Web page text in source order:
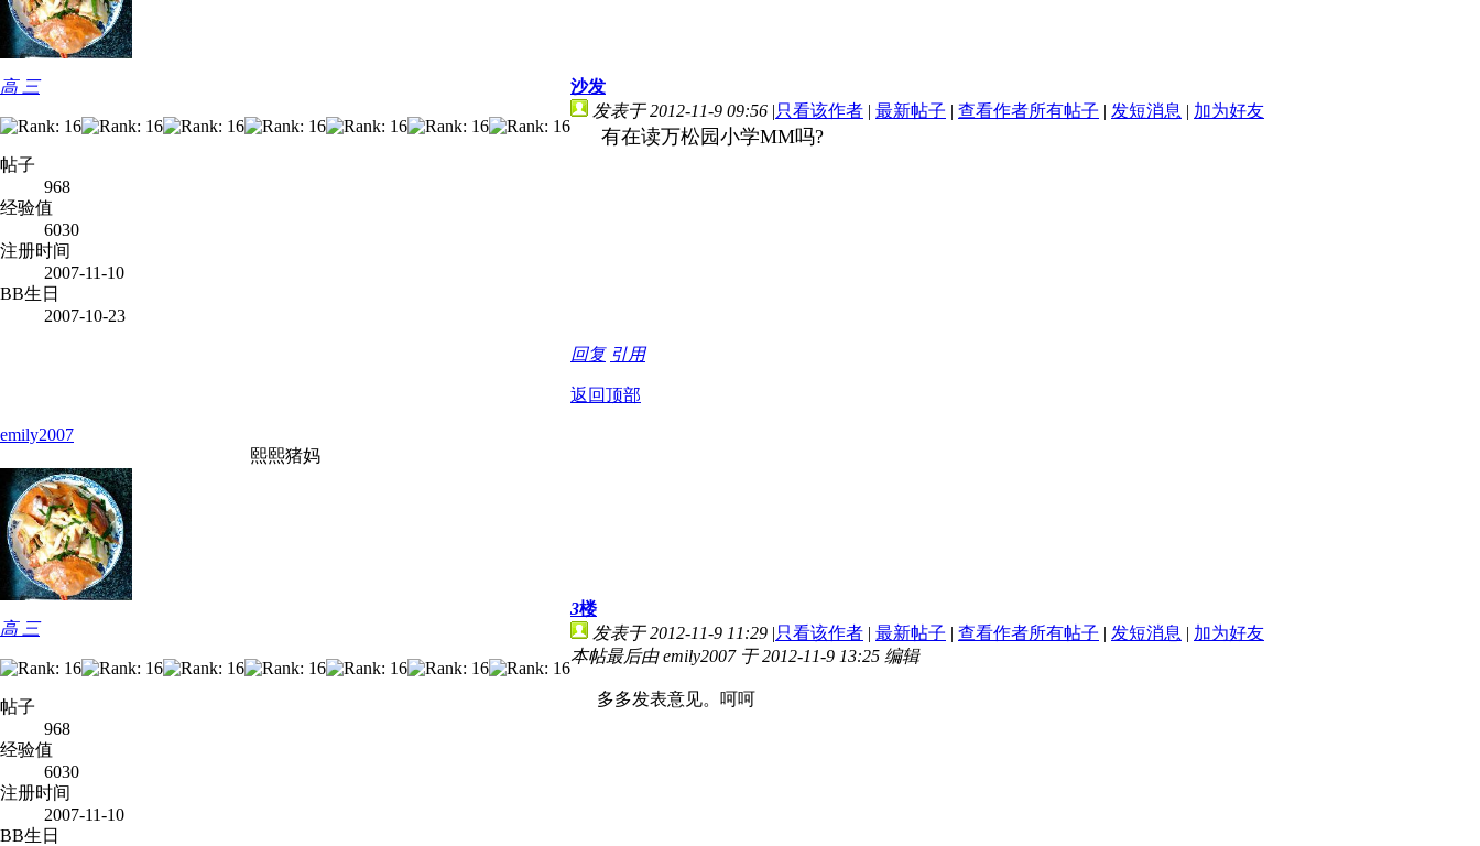
高 三
帖子
968
经验值
6030
注册时间
2007-11-10
BB生日
2007-10-23
沙发
发表于 2012-11-9 09:56 |只看该作者 | 最新帖子 | 查看作者所有帖子 | 发短消息 | 加为好友
有在读万松园小学MM吗?
回复 引用
返回顶部
emily2007
熙熙猪妈
高 三
帖子
968
经验值
6030
注册时间
2007-11-10
BB生日
3楼
发表于 2012-11-9 11:29 |只看该作者 | 最新帖子 | 查看作者所有帖子 | 发短消息 | 加为好友
本帖最后由 emily2007 于 2012-11-9 13:25 编辑
多多发表意见。呵呵